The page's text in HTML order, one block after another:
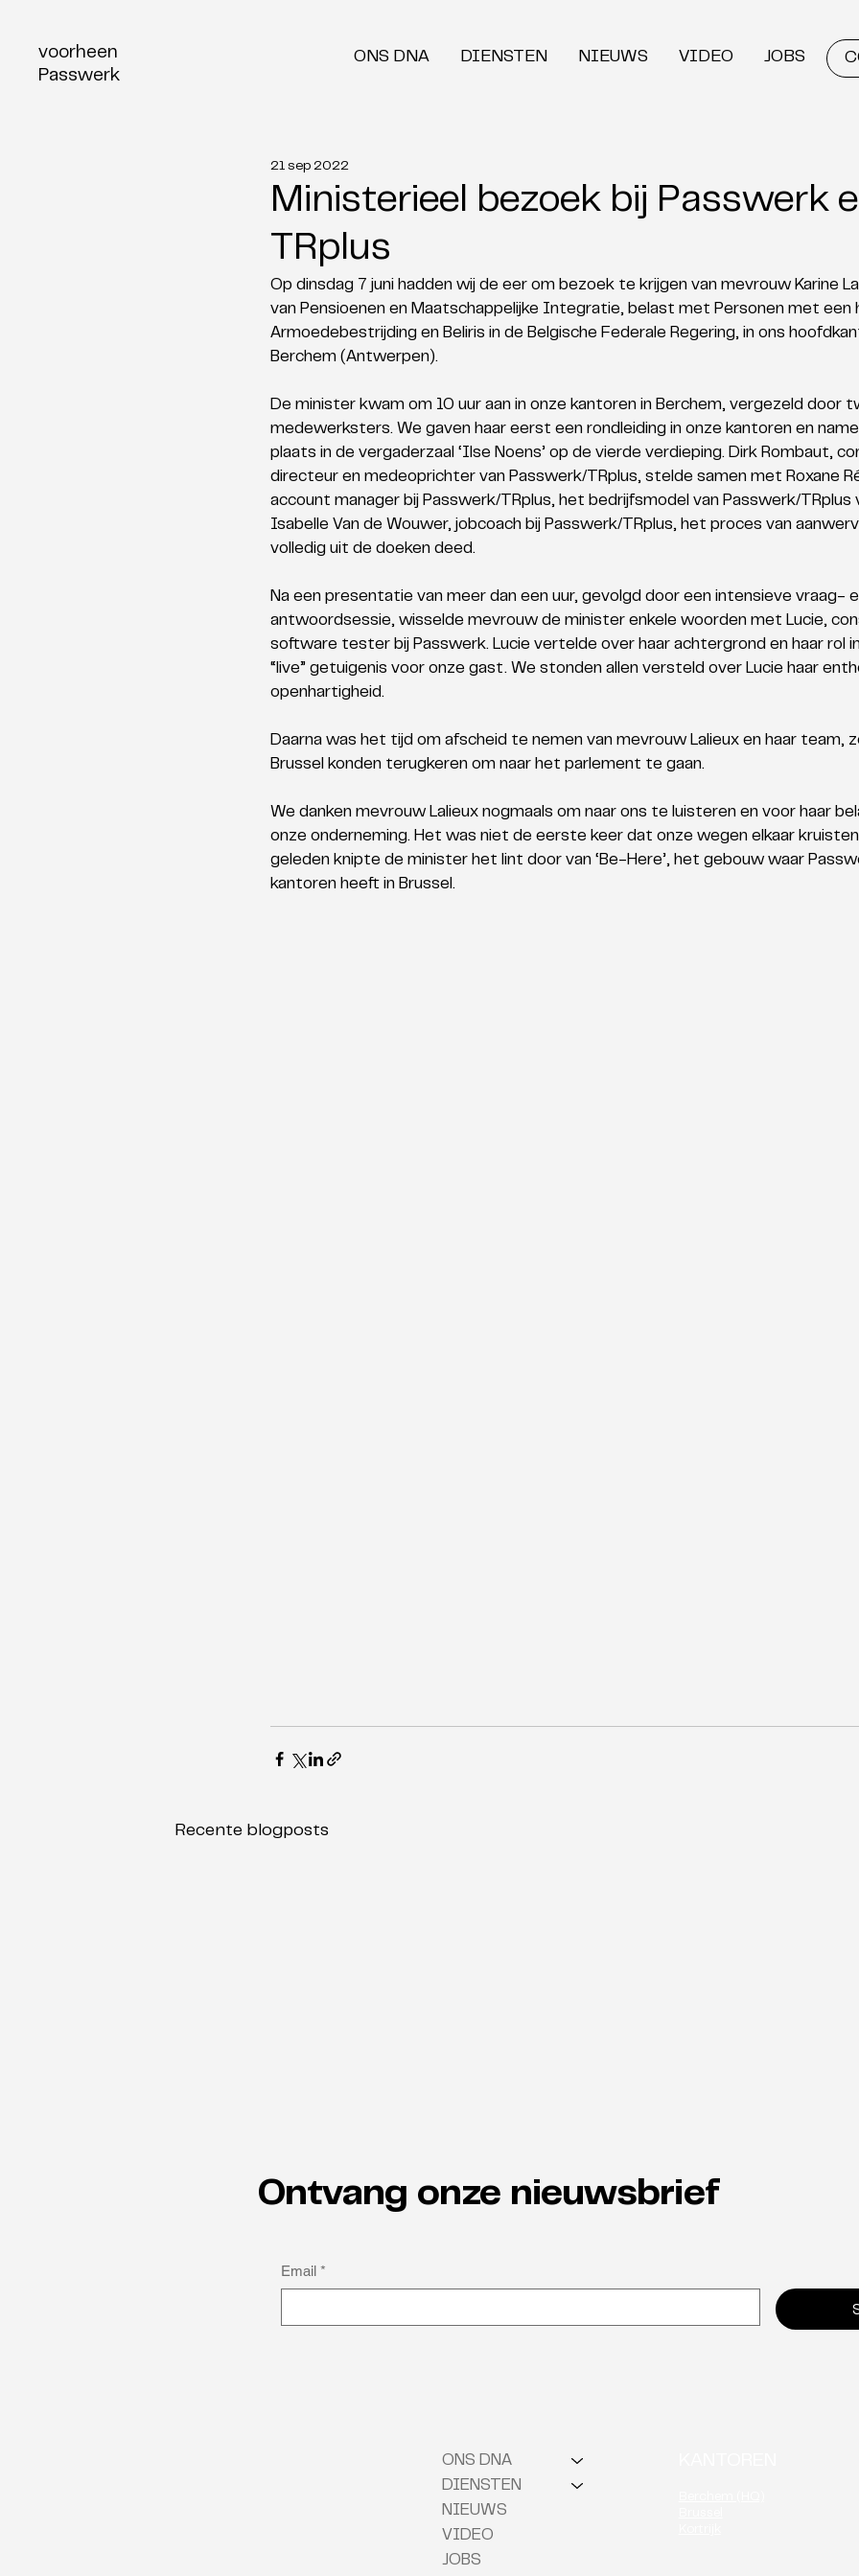
voorheen
Passwerk
ONS DNA DIENSTEN NIEUWS VIDEO JOBS
Ministerieel bezoek bij Passwerk
TRplus
21 sep 2022
Op dinsdag 7 juni hadden wij de eer om bezoek te krijgen van mevrouw Karine
van Pensioenen en Maatschappelijke Integratie, belast met Personen met een
Armoedebestrijding en Beliris in de Belgische Federale Regering, in ons
Berchem (Antwerpen).
De minister kwam om 10 uur aan in onze kantoren in Berchem, vergezeld door
medewerksters. We gaven haar eerst een rondleiding in onze kantoren en
plaats in de vergaderzaal ‘Ilse Noens’ op de vierde verdieping. Dirk Rombaut,
directeur en medeoprichter van Passwerk/TRplus, stelde samen met Roxane
account manager bij Passwerk/TRplus, het bedrijfsmodel van Passwerk/TRplus
Isabelle Van de Wouwer, jobcoach bij Passwerk/TRplus, het proces van
volledig uit de doeken deed.
Na een presentatie van meer dan een uur, gevolgd door een intensieve vraag-
antwoordsessie, wisselde mevrouw de minister enkele woorden met Lucie,
software tester bij Passwerk. Lucie vertelde over haar achtergrond en haar rol
“live” getuigenis voor onze gast. We stonden allen versteld over Lucie haar
openhartigheid.
Daarna was het tijd om afscheid te nemen van mevrouw Lalieux en haar team,
Brussel konden terugkeren om naar het parlement te gaan.
We danken mevrouw Lalieux nogmaals om naar ons te luisteren en voor haar
onze onderneming. Het was niet de eerste keer dat onze wegen elkaar
geleden knipte de minister het lint door van ‘Be-Here’, het gebouw waar
kantoren heeft in Brussel.
Recente blogposts
Ontvang onze nieuwsbrief
Email *
ONS DNA
DIENSTEN
NIEUWS
VIDEO
JOBS